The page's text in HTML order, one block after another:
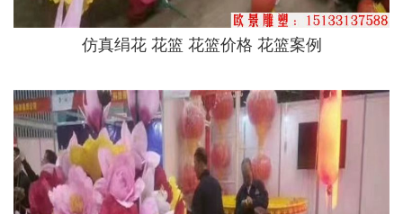
仿真绢花 花篮 花篮价格 花篮案例